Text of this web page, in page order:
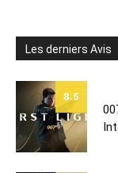
Les derniers Avis
8.5